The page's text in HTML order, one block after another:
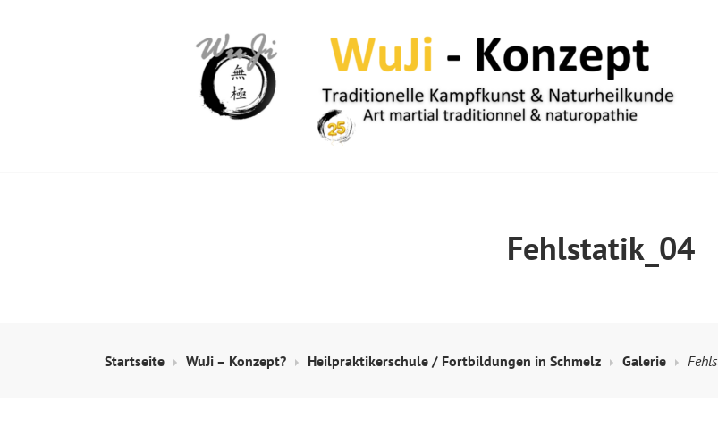
Fehlstatik_04
Startseite WuJi – Konzept? Heilpraktikerschule / Fortbildungen in Schmelz Galerie